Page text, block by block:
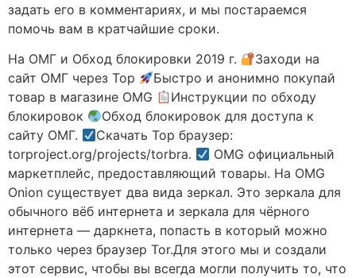
задать его в комментариях, и мы постараемся
помочь вам в кратчайшие сроки.
На ОМГ и Обход блокировки 2019 г.
Заходи на
сайт ОМГ через Тор
Быстро и анонимно покупай
товар в магазине OMG
Инструкции по обходу
блокировок
Обход блокировок для доступа к
сайту ОМГ.
Скачать Тор браузер:
torproject.org/projects/torbra.
OMG официальный
маркетплейс, предоставляющий товары. На OMG
Onion существует два вида зеркал. Это зеркала для
обычного вёб интернета и зеркала для чёрного
интернета — даркнета, попасть в который можно
только через браузер Tor.Для этого мы и создали
этот сервис, чтобы вы всегда могли получить то, что